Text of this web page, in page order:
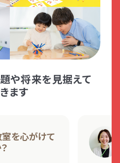
や将来を見据えて
ます
を心がけて